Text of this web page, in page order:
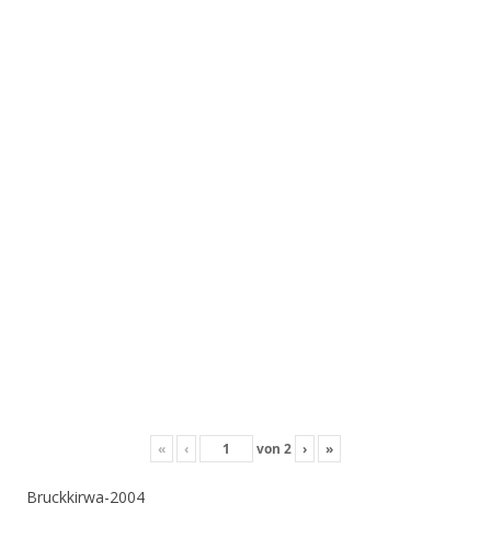
« ‹ von 2 › »
Bruckkirwa-2004